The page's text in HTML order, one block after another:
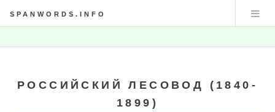
SPANWORDS.INFO
РОССИЙСКИЙ ЛЕСОВОД (1840-
1899)